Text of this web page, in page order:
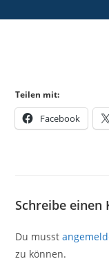
Teilen mit:
Facebook
Schreibe einen
Du musst
zu können.